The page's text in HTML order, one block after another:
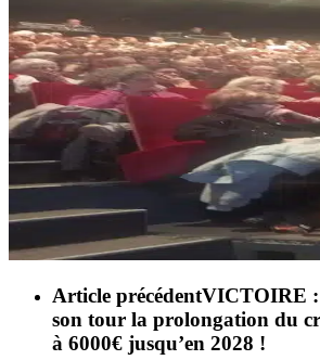
Article précédentVICTOIRE :
son tour la prolongation du
à 6000€ jusqu’en 2028 !